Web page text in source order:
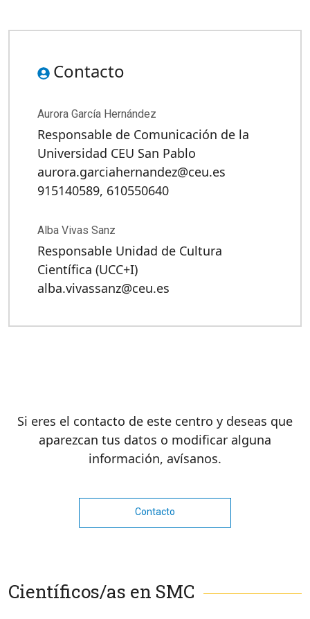
Contacto
Aurora García Hernández
Responsable de Comunicación de la
Universidad CEU San Pablo
aurora.garciahernandez@ceu.es
915140589, 610550640
Alba Vivas Sanz
Responsable Unidad de Cultura
Científica (UCC+I)
alba.vivassanz@ceu.es
Si eres el contacto de este centro y deseas que
aparezcan tus datos o modificar alguna
información, avísanos.
Contacto
Científicos/as en SMC